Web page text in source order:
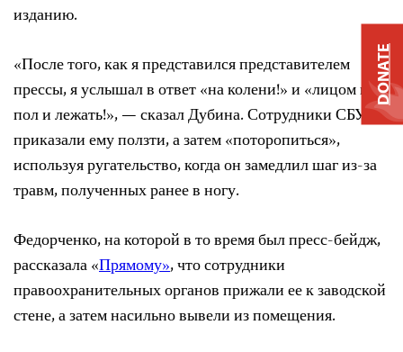
изданию.
«После того, как я представился представителем
прессы, я услышал в ответ «на колени!» и «лицом на
пол и лежать!», — сказал Дубина. Сотрудники СБУ
приказали ему ползти, а затем «поторопиться»,
используя ругательство, когда он замедлил шаг из-за
травм, полученных ранее в ногу.
Федорченко, на которой в то время был пресс-бейдж,
рассказала «Прямому», что сотрудники
правоохранительных органов прижали ее к заводской
стене, а затем насильно вывели из помещения.
DONATE